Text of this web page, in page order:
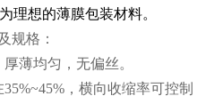
理想的薄膜包装材料。
规格：
薄均匀，无偏丝。
，横向收缩率可控制